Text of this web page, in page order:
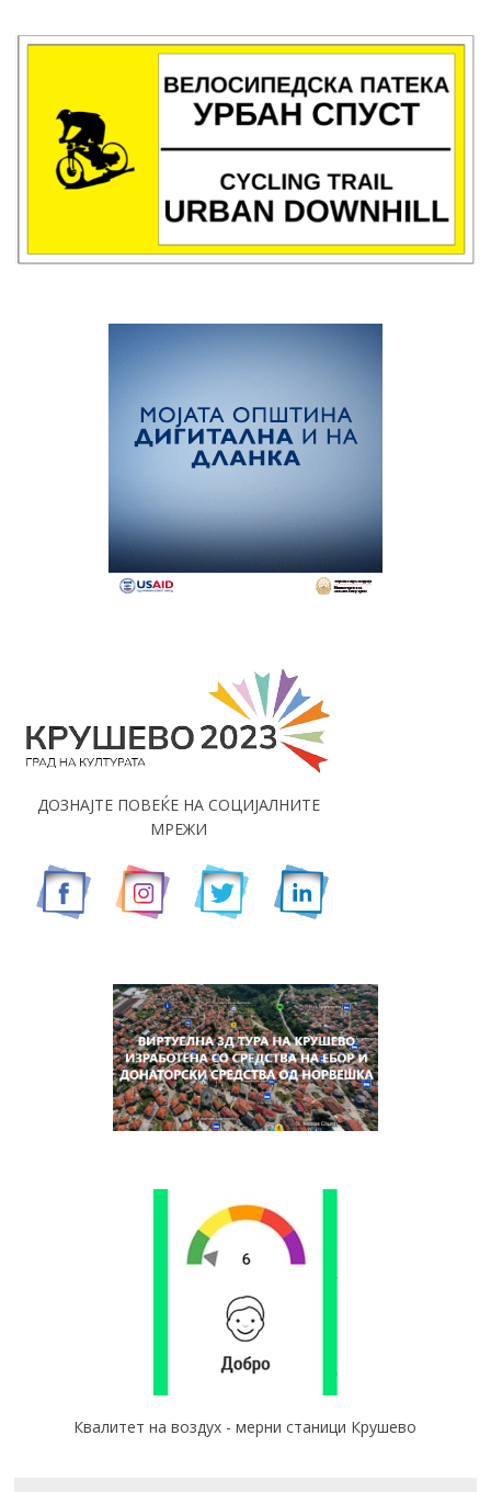
ДОЗНАЈТЕ ПОВЕЌЕ НА СОЦИЈАЛНИТЕ
МРЕЖИ
Квалитет на воздух - мерни станици Крушево